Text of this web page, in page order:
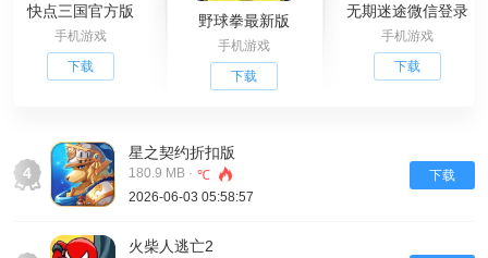
快点三国官方版
手机游戏
下载
野球拳最新版
手机游戏
下载
无期迷途微信登录
手机游戏
下载
4
星之契约折扣版
180.9 MB · ℃
2026-06-03 05:58:57
下载
火柴人逃亡2